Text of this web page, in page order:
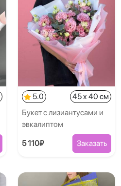
5.0
45 x 40 см
Букет с лизиантусами и
эвкалиптом
5 110₽ Заказать